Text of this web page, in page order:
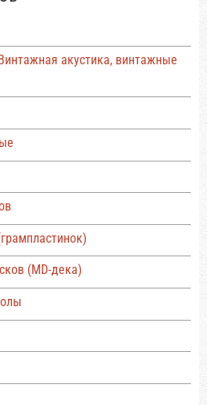
акустика, винтажные
(MD-дека)